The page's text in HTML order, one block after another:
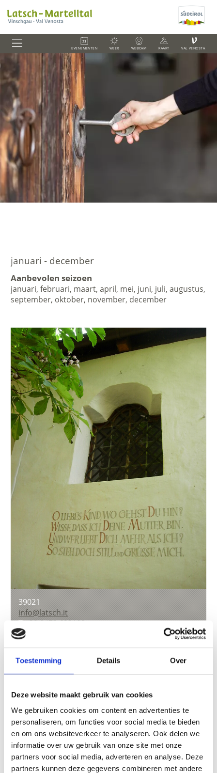
Toestemming Details Over
Deze website maakt gebruik van cookies
We gebruiken cookies om content en advertenties te
personaliseren, om functies voor social media te bieden
en om ons websiteverkeer te analyseren. Ook delen we
informatie over uw gebruik van onze site met onze
partners voor social media, adverteren en analyse. Deze
partners kunnen deze gegevens combineren met andere
EVENEMENTEN WEER WEBCAM KAART
V
VAL VENOSTA
januari - december
Aanbevolen seizoen
januari, februari, maart, april, mei, juni, juli, augustus,
september, oktober, november, december
39021
info@latsch.it
T+39 0473 623109
terug naar overzicht
WAS DE INHOUD NUTTIG VOOR U?
Ja
No